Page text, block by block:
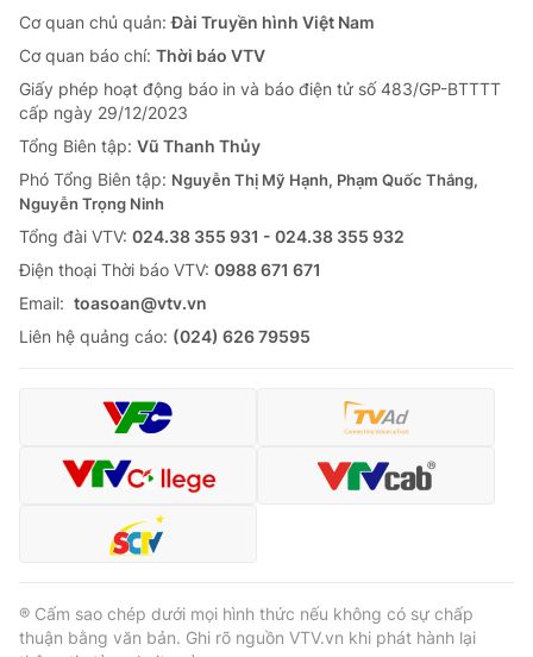
Giải sao mai
Làm đẹp
Chất lượng cuộc sống
Tuyển sinh
Học trực tuyến
Công nghệ
Hitech Công nghệ tương lai
Sản phẩm
Thị trường
Tư vấn
Giao lưu trực tuyến
Lịch phát sóng
Chuyên mục khác
Emagazine Podcast
Video Shorts video
VTV Money
VTV Sức khoẻ Bất động sản
Cơ quan chủ quản:Đài Truyền hình Việt Nam
Cơ quan báo chí: Thời báo VTV
Giấy phép hoạt động báo in và báo điện tử số 483/GP-BTTTT
cấp ngày 29/12/2023
Tổng Biên tập: Vũ Thanh Thủy
Phó Tổng Biên tập: Nguyễn Thị Mỹ Hạnh, Phạm Quốc Thắng,
Nguyễn Trọng Ninh
Tổng đài VTV: 024.38 355 931 - 024.38 355 932
Ðiện thoại Thời báo VTV: 0988 671 671
Email: toasoan@vtv.vn
Liên hệ quảng cáo: (024) 626 79595
® Cấm sao chép dưới mọi hình thức nếu không có sự chấp
thuận bằng văn bản. Ghi rõ nguồn VTV.vn khi phát hành lại